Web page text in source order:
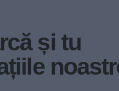
și tu